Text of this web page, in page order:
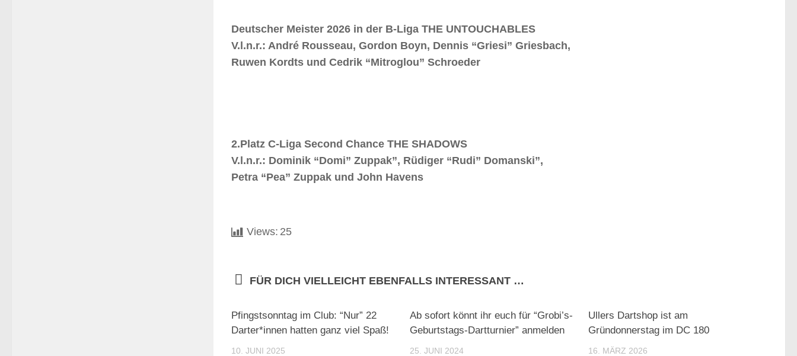
Deutscher Meister 2026 in der B-Liga THE UNTOUCHABLES
V.l.n.r.: André Rousseau, Gordon Boyn, Dennis “Griesi” Griesbach,
Ruwen Kordts und Cedrik “Mitroglou” Schroeder
2.Platz C-Liga Second Chance THE SHADOWS
V.l.n.r.: Dominik “Domi” Zuppak”, Rüdiger “Rudi” Domanski”,
Petra “Pea” Zuppak und John Havens
Views: 25
FÜR DICH VIELLEICHT EBENFALLS INTERESSANT …
Pfingstsonntag im Club: “Nur” 22
Darter*innen hatten ganz viel Spaß!
10. JUNI 2025
Ab sofort könnt ihr euch für “Grobi’s-
Geburtstags-Dartturnier” anmelden
25. JUNI 2024
Ullers Dartshop ist am
Gründonnerstag im DC 180
16. MÄRZ 2026